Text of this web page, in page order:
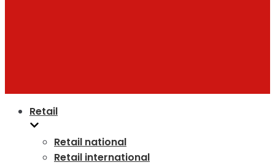
Retail
Retail national
Retail international